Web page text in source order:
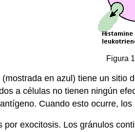
Figura
en azul) tiene un
a células no tienen ningún
Cuando esto ocurre,
exocitosis. Los gránulos